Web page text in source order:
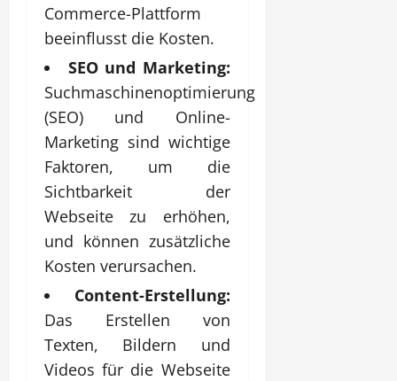
Commerce-Plattform
beeinflusst die Kosten.
SEO und Marketing:
Suchmaschinenoptimierung
(SEO) und Online-
Marketing sind wichtige
Faktoren, um die
Sichtbarkeit der
Webseite zu erhöhen,
und können zusätzliche
Kosten verursachen.
Content-Erstellung:
Das Erstellen von
Texten, Bildern und
Videos für die Webseite